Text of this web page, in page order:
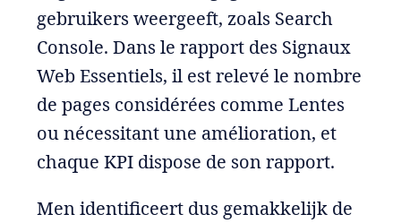
gebruikers weergeeft, zoals Search
Console. Dans le rapport des Signaux
Web Essentiels, il est relevé le nombre
de pages considérées comme Lentes
ou nécessitant une amélioration, et
chaque KPI dispose de son rapport.
Men identificeert dus gemakkelijk de